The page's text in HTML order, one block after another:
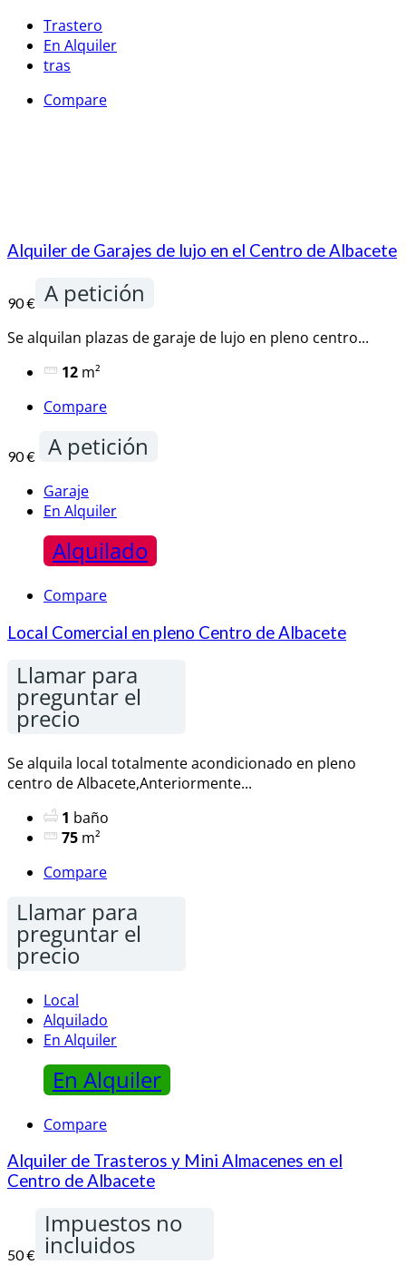
Trastero
En Alquiler
tras
Compare
Alquiler de Garajes de lujo en el Centro de Albacete
90 € A petición
Se alquilan plazas de garaje de lujo en pleno centro...
12 m²
Compare
90 € A petición
Garaje
En Alquiler
Alquilado
Compare
Local Comercial en pleno Centro de Albacete
Llamar para
preguntar el
precio
Se alquila local totalmente acondicionado en pleno
centro de Albacete,Anteriormente...
1 baño
75 m²
Compare
Llamar para
preguntar el
precio
Local
Alquilado
En Alquiler
En Alquiler
Compare
Alquiler de Trasteros y Mini Almacenes en el
Centro de Albacete
50 €
Impuestos no
incluidos